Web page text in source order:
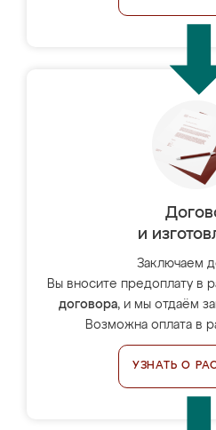
и
Заключаем
Вы вносите предоплату в
договора, и мы отдаём
Возможна оплата в
УЗНАТЬ О